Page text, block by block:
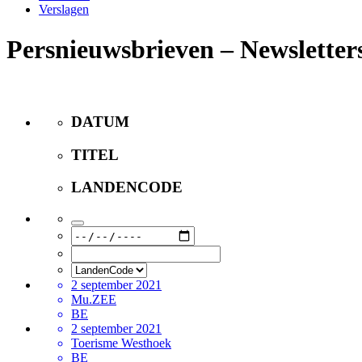
Verslagen
Persnieuwsbrieven –
DATUM
TITEL
LANDENCODE
2 september 2021
Mu.ZEE
BE
2 september 2021
Toerisme Westhoek
BE